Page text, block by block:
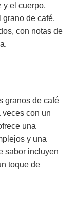
y el cuerpo,
de café.
con notas de
granos de café
veces con un
una
y una
sabor incluyen
toque de